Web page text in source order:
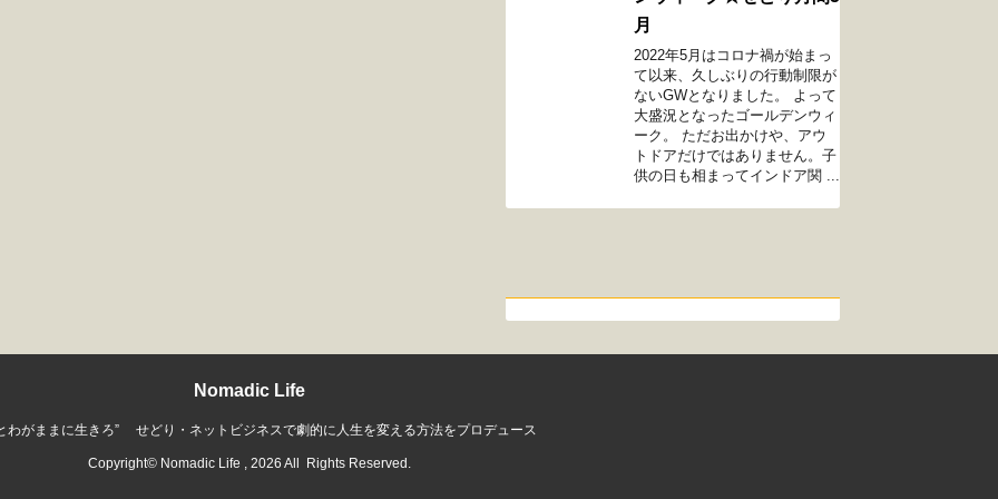
月
2022年5月はコロナ禍が始まっ
て以来、久しぶりの行動制限が
ないGWとなりました。 よって
大盛況となったゴールデンウィ
ーク。 ただお出かけや、アウ
トドアだけではありません。子
供の日も相まってインドア関 ...
Nomadic Life
わがままに生きろ” せどり・ネットビジネスで劇的に人生を変える方法をプロデュース
Copyright© Nomadic Life , 2026 All Rights Reserved.